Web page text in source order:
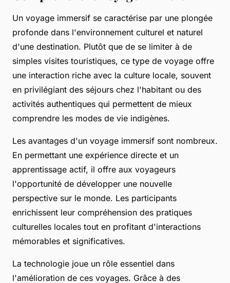
Un voyage immersif se caractérise par une plongée
profonde dans l'environnement culturel et naturel
d'une destination. Plutôt que de se limiter à de
simples visites touristiques, ce type de voyage offre
une interaction riche avec la culture locale, souvent
en privilégiant des séjours chez l'habitant ou des
activités authentiques qui permettent de mieux
comprendre les modes de vie indigènes.
Les avantages d'un voyage immersif sont nombreux.
En permettant une expérience directe et un
apprentissage actif, il offre aux voyageurs
l'opportunité de développer une nouvelle
perspective sur le monde. Les participants
enrichissent leur compréhension des pratiques
culturelles locales tout en profitant d'interactions
mémorables et significatives.
La technologie joue un rôle essentiel dans
l'amélioration de ces voyages. Grâce à des